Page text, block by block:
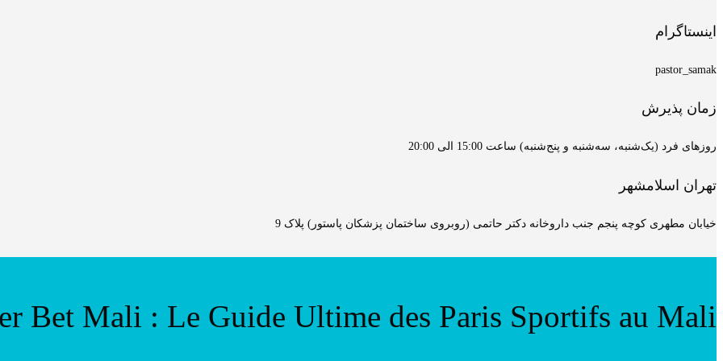
اینستاگرام
pastor_samak
زمان پذیرش
روزهای فرد (یک‌شنبه، سه‌شنبه و پنج‌شنبه) ساعت 15:00 الی 20:00
تهران اسلامشهر
خیابان مطهری کوچه پنجم جنب داروخانه دکتر حاتمی (روبروی ساختمان پزشکان پاستور) پلاک 9
Bet Mali : Le Guide Ultime des Paris Sportifs au Mali